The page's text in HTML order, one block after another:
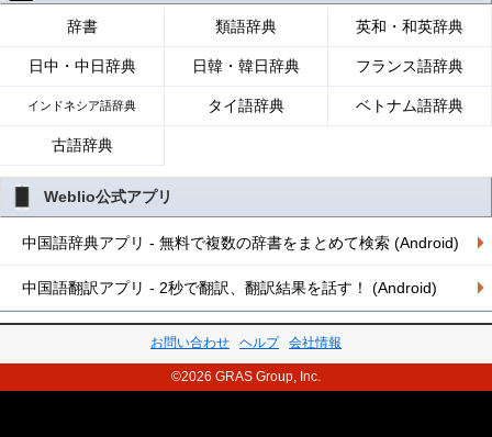
辞書 類語辞典 英和・和英辞典
日中・中日辞典 日韓・韓日辞典 フランス語辞典
インドネシア語辞典 タイ語辞典 ベトナム語辞典
古語辞典
Weblio公式アプリ
中国語辞典アプリ - 無料で複数の辞書をまとめて検索 (Android)
中国語翻訳アプリ - 2秒で翻訳、翻訳結果を話す！ (Android)
お問い合わせ ヘルプ 会社情報
©2026 GRAS Group, Inc.